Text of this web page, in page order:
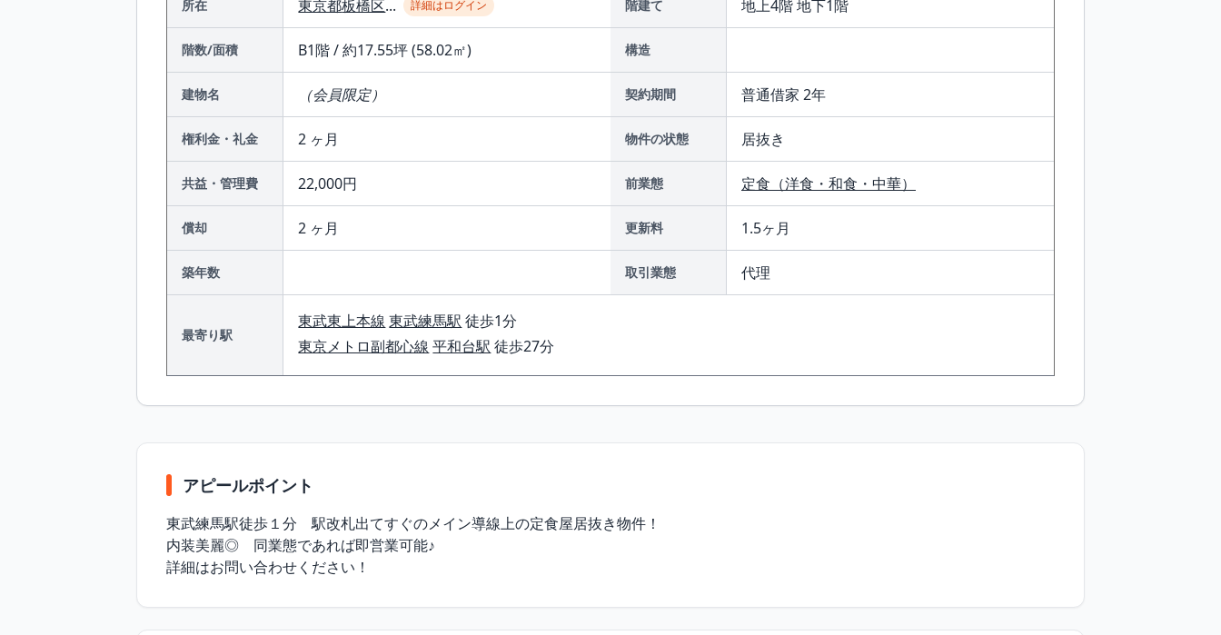
所在 東京都板橋区... 詳細はログイン 階建て 地上4階 地下1階
階数/面積 B1階 / 約17.55坪 (58.02㎡) 構造
建物名 （会員限定） 契約期間 普通借家 2年
権利金・礼金 2 ヶ月 物件の状態 居抜き
共益・管理費 22,000円 前業態 定食（洋食・和食・中華）
償却 2 ヶ月 更新料 1.5ヶ月
築年数 取引業態 代理
最寄り駅
東武東上本線 東武練馬駅 徒歩1分
東京メトロ副都心線 平和台駅 徒歩27分
アピールポイント
東武練馬駅徒歩１分　駅改札出てすぐのメイン導線上の定食屋居抜き物件！
内装美麗◎　同業態であれば即営業可能♪
詳細はお問い合わせください！